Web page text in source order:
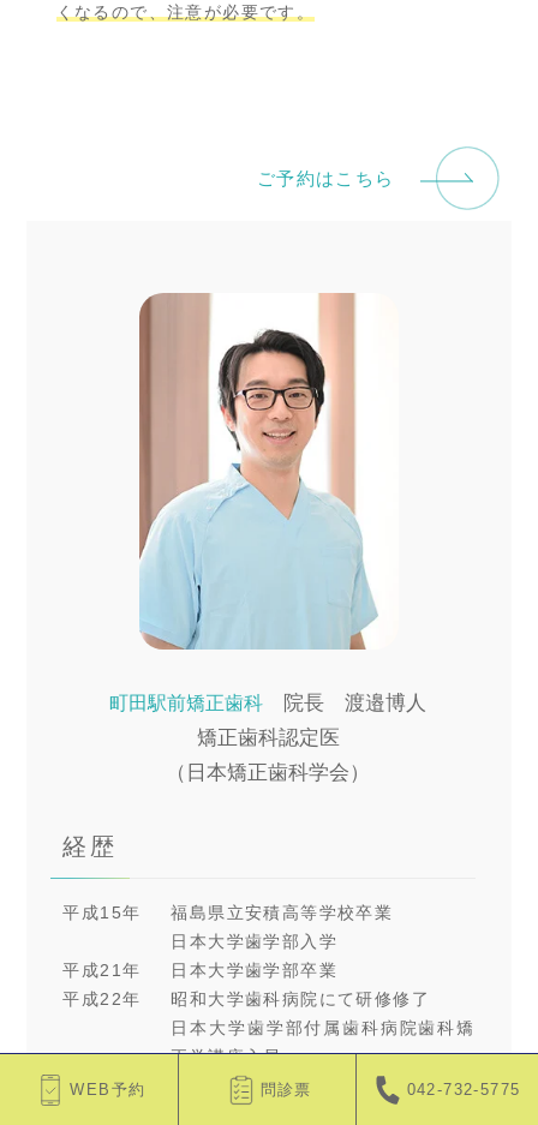
WEB予約 問診票 042-732-5775
くなるので、注意が必要です。
ご予約はこちら
町田駅前矯正歯科 院長 渡邉博人
矯正歯科認定医
（日本矯正歯科学会）
経歴
平成15年
福島県立安積高等学校卒業
日本大学歯学部入学
平成21年
日本大学歯学部卒業
平成22年
昭和大学歯科病院にて研修修了
日本大学歯学部付属歯科病院歯科矯
正学講座入局
平成30年
日本大学歯学部付属歯科病院歯科矯